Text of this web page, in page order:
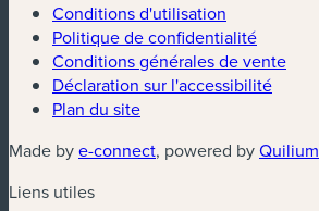
Conditions d'utilisation
Politique de confidentialité
Conditions générales de vente
Déclaration sur l'accessibilité
Plan du site
Made bye-connect(nouvelle fenêtre)
, powered byQuilium
Liens utiles